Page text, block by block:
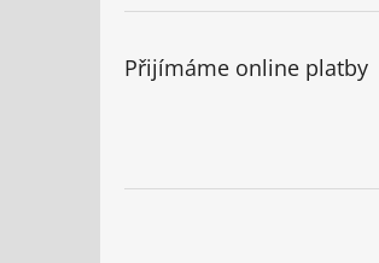
Přijímáme online platby